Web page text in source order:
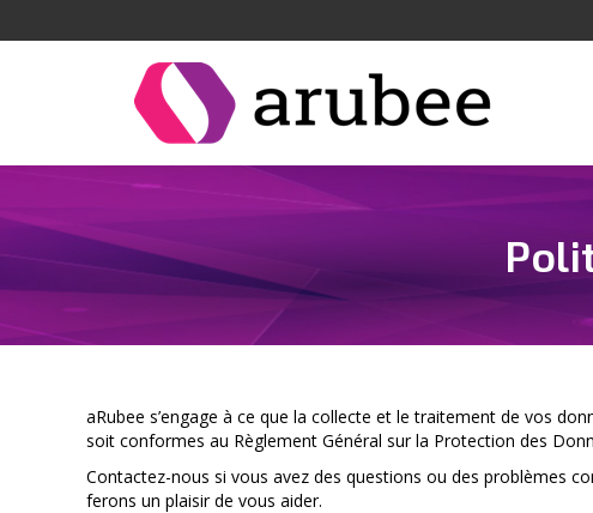
aRubee s’engage à ce que la collecte et le traitement de vos
soit conformes au Règlement Général sur la Protection des
Contactez-nous si vous avez des questions ou des problèmes
ferons un plaisir de vous aider.